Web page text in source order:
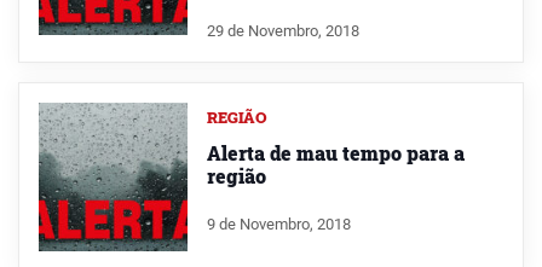
29 de Novembro, 2018
REGIÃO
Alerta de mau tempo para a
região
9 de Novembro, 2018